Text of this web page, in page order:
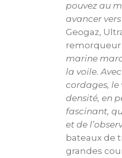
pouvez au
avancer
Geogaz,
remorqueur
marine
la voile.
cordages, le
densité, en
fascinant,
et de
bateaux de
grandes